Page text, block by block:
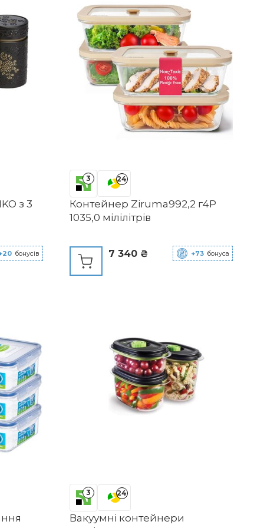
з 3
бонусів
3 24
Контейнер Ziruma992,2 г4P
1035,0 мілілітрів
7 340 ₴ +73 бонуса
3 24
Вакуумні контейнери